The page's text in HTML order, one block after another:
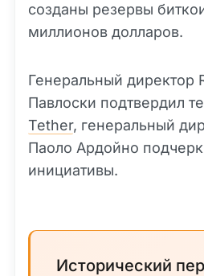
созданы резервы
миллионов долларов.
Генеральный директор
Павлоски подтвердил
Tether, генеральный
Паоло Ардойно
инициативы.
Исторический